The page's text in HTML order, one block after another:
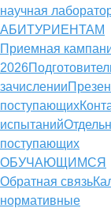
научная
АБИТУРИЕНТАМ
Приемная
2026
зачислении
поступающих
испытаний
поступающих
ОБУЧАЮЩИМСЯ
Обратная связь
нормативные